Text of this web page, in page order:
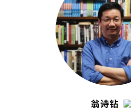
翁诗钻